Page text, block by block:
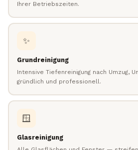
Ihrer Betriebszeiten.
✨
Grundreinigung
Intensive Tiefenreinigung nach Umzug,
gründlich und professionell.
🪟
Glasreinigung